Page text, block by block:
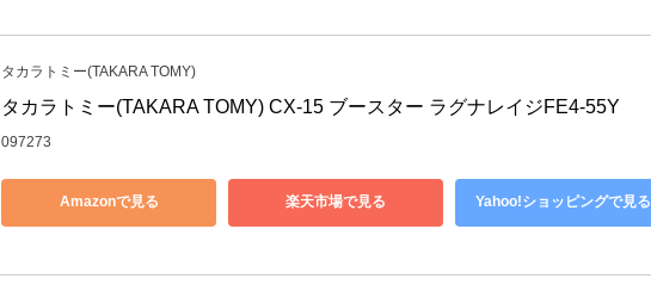
タカラトミー(TAKARA TOMY)
タカラトミー(TAKARA TOMY) CX-15 ブースター ラグナレイジFE4-55Y
097273
Amazonで見る 楽天市場で見る Yahoo!ショッピングで見る